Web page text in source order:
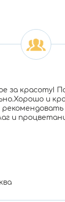
за красоту!
и
и